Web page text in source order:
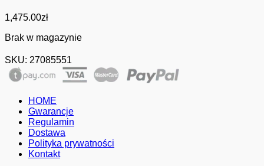
1,475.00zł
Brak w magazynie
SKU: 27085551
HOME
Gwarancje
Regulamin
Dostawa
Polityka prywatności
Kontakt